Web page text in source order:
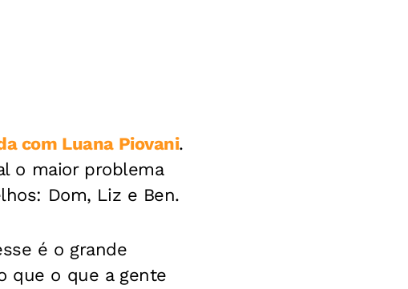
com Luana Piovani.
o maior problema
Dom, Liz e Ben.
é o grande
que o que a gente